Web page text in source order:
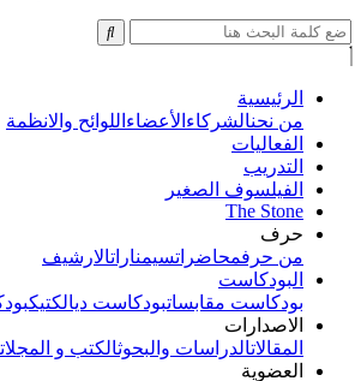
الرئيسية
من نحنالشركاء الأعضاء اللوائح والانظمة
الفعاليات
التدريب
الفيلسوف الصغير
The Stone
حرف
من حرفمحاضراتسيمناراتالارشيف
البودكاست
بودكاست مقابساتبودكاست ديالكتيك
الاصدارات
المقالاتالدراسات والبحوثالكتب و المجلات
العضوية